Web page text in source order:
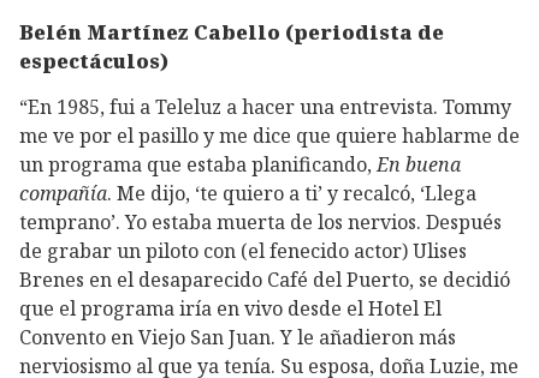
Belén Martínez Cabello (periodista de
espectáculos)
“En 1985, fui a Teleluz a hacer una entrevista. Tommy
me ve por el pasillo y me dice que quiere hablarme de
un programa que estaba planificando,En buena
compañía. Me dijo, ‘te quiero a ti’ y recalcó, ‘Llega
temprano’. Yo estaba muerta de los nervios. Después
de grabar un piloto con (el fenecido actor) Ulises
Brenes en el desaparecido Café del Puerto, se decidió
que el programa iría en vivo desde el Hotel El
Convento en Viejo San Juan. Y le añadieron más
nerviosismo al que ya tenía. Su esposa, doña Luzie, me